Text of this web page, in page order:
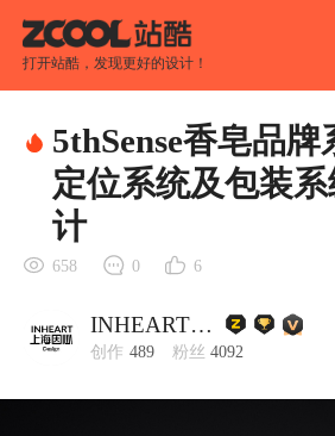
打开站酷，发现更好的设计！
5thSense香皂品
定位系统及包装
计
658 0 6
INHEART上海因心
创作 489 粉丝 4092